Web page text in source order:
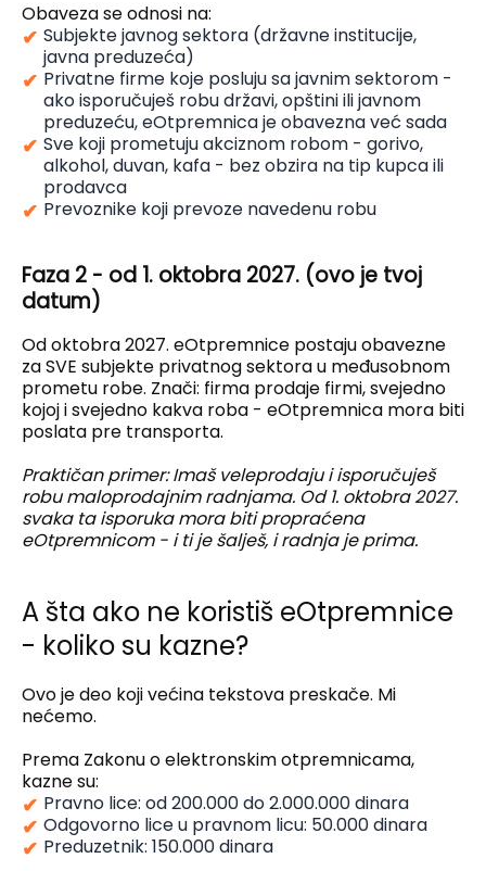
Obaveza se odnosi na:
Subjekte javnog sektora (državne institucije,
javna preduzeća)
Privatne firme koje posluju sa javnim sektorom -
ako isporučuješ robu državi, opštini ili javnom
preduzeću, eOtpremnica je obavezna već sada
Sve koji prometuju akciznom robom - gorivo,
alkohol, duvan, kafa - bez obzira na tip kupca ili
prodavca
Prevoznike koji prevoze navedenu robu
Faza 2 - od 1. oktobra 2027. (ovo je tvoj
datum)
Od oktobra 2027. eOtpremnice postaju obavezne
za SVE subjekte privatnog sektora u međusobnom
prometu robe. Znači: firma prodaje firmi, svejedno
kojoj i svejedno kakva roba - eOtpremnica mora biti
poslata pre transporta.
Praktičan primer: Imaš veleprodaju i isporučuješ
robu maloprodajnim radnjama. Od 1. oktobra 2027.
svaka ta isporuka mora biti propraćena
eOtpremnicom - i ti je šalješ, i radnja je prima.
A šta ako ne koristiš eOtpremnice
- koliko su kazne?
Ovo je deo koji većina tekstova preskače. Mi
nećemo.
Prema Zakonu o elektronskim otpremnicama,
kazne su:
Pravno lice: od 200.000 do 2.000.000 dinara
Odgovorno lice u pravnom licu: 50.000 dinara
Preduzetnik: 150.000 dinara